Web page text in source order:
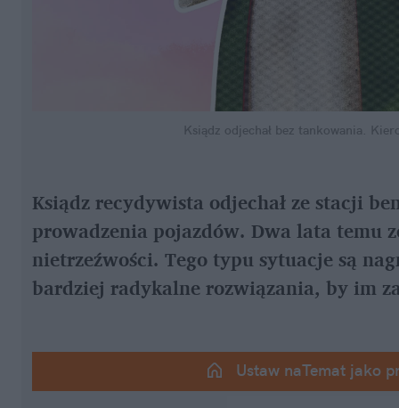
Ksiądz odjechał bez tankowania.
Ksiądz recydywista odjechał ze stacji
prowadzenia pojazdów. Dwa lata temu
nietrzeźwości. Tego typu sytuacje są
bardziej radykalne rozwiązania, by im
Ustaw naTemat jako